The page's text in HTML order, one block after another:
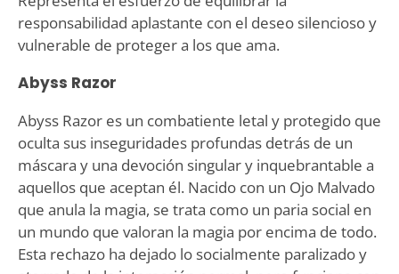
responsabilidad aplastante con el deseo silencioso y
vulnerable de proteger a los que ama.
Abyss Razor
Abyss Razor es un combatiente letal y protegido que
oculta sus inseguridades profundas detrás de un
máscara y una devoción singular y inquebrantable a
aquellos que aceptan él. Nacido con un Ojo Malvado
que anula la magia, se trata como un paria social en
un mundo que valoran la magia por encima de todo.
Esta rechazo ha dejado lo socialmente paralizado y